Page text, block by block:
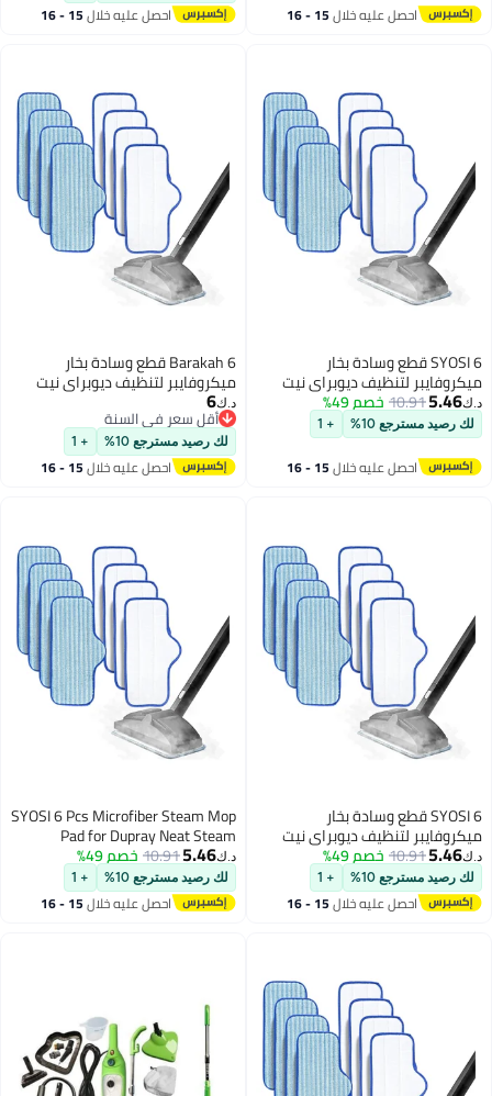
احصل عليه خلال 15 - 16
اغسطس
احصل عليه خلال 15 - 16
اغسطس
SYOSI 6 قطع وسادة بخار
لتنظيف ديوبراي نيت
الاستخدام وقابلة
الغسالة مصممة
لتنظيف فعال
الخشبية والبلاط والحجر.
10.91خصم 49%
10%
+ 1
احصل عليه خلال 15 - 16
Barakah 6 قطع وسادة بخار
ميكروفايبر لتنظيف ديوبراي نيت
قابلة لإعادة الاستخدام وقابلة
للغسل في الغسالة مصممة
لأسطح متعددة لتنظيف فعال
للأرضيات الخشبية والبلاط والحجر.
أقل سعر في السنة
أقل سعر في السنة
لك رصيد مسترجع 10% + 1
احصل عليه خلال 15 - 16
SYOSI 6 قطع وسادة بخار
لتنظيف ديوبراي نيت
الاستخدام وقابلة
الغسالة مصممة
لتنظيف فعال
الخشبية والبلاط والحجر
10.91خصم 49%
10%
+ 1
احصل عليه خلال 15 - 16
SYOSI 6 Pcs Microfiber Steam Mop
Pad for Dupray Neat Steam
Cleaner Reusable and Machine
Washable Designed for Multiple
Surfaces Effectively Clean
Hardwood Tile Stone Floors
10.91خصم 49%
لك رصيد مسترجع 10% + 1
احصل عليه خلال 15 - 16